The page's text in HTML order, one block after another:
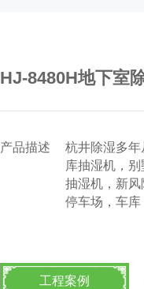
HJ-8480H地下室
产品描述
杭井除湿多
库抽湿机，
抽湿机，新
停车场，车库
工程案例